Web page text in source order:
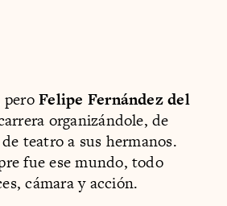
peroFelipe Fernández del
organizándole, de
teatro a sus hermanos.
fue ese mundo, todo
cámara y acción.